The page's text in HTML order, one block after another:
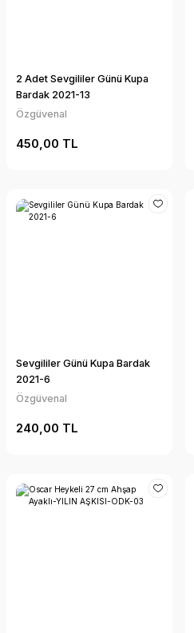
2 Adet Sevgililer Günü Kupa
Bardak 2021-13
Özgüvenal
450,00 TL
Sevgililer Günü Kupa Bardak
2021-6
Özgüvenal
240,00 TL